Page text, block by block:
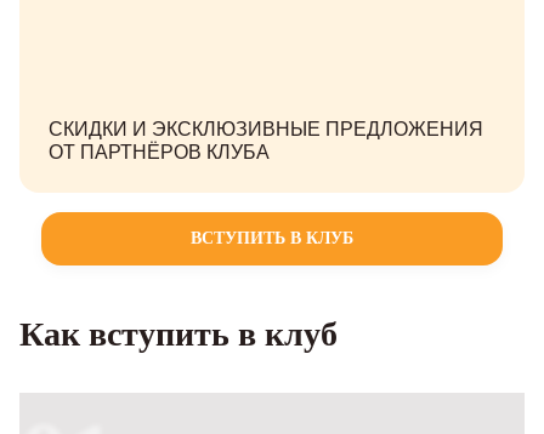
СКИДКИ И ЭКСКЛЮЗИВНЫЕ ПРЕДЛОЖЕНИЯ
ОТ ПАРТНЁРОВ КЛУБА
ВСТУПИТЬ В КЛУБ
Как вступить в клуб